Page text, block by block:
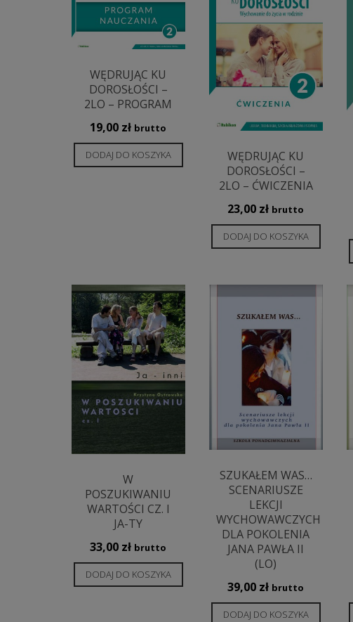
WĘDRUJĄC KU
DOROSŁOŚCI –
2LO – PROGRAM
19,00 zł brutto
DODAJ DO KOSZYKA
WĘDRUJĄC KU
DOROSŁOŚCI –
2LO – ĆWICZENIA
23,00 zł brutto
DODAJ DO KOSZYKA
W
POSZUKIWANIU
WARTOŚCI CZ. I
JA-TY
33,00 zł brutto
DODAJ DO KOSZYKA
SZUKAŁEM WAS…
SCENARIUSZE
LEKCJI
WYCHOWAWCZYCH
DLA POKOLENIA
JANA PAWŁA II
(LO)
39,00 zł brutto
DODAJ DO KOSZYKA